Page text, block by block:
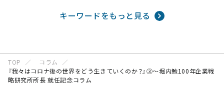
キーワードをもっと見る
TOP
コラム
『我々はコロナ後の世界をどう生きていくのか？』③～堀内勉100年企業戦
略研究所所長 就任記念コラム